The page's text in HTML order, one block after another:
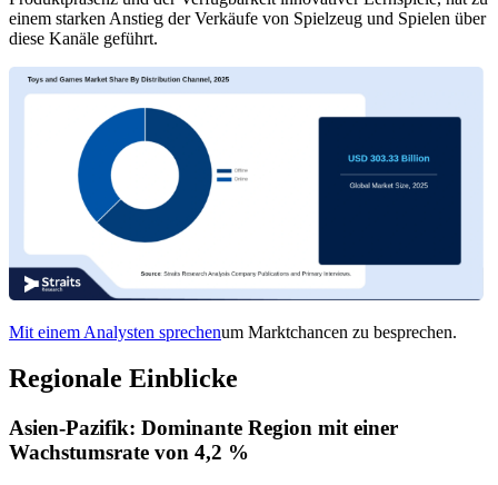
einem starken Anstieg der Verkäufe von Spielzeug und Spielen über
diese Kanäle geführt.
Mit einem Analysten sprechenum Marktchancen zu besprechen.
Regionale Einblicke
Asien-Pazifik: Dominante Region mit einer
Wachstumsrate von 4,2 %